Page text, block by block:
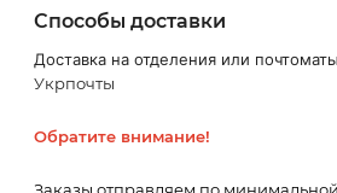
Способы доставки
Доставка на отделения или
Укрпочты
Обратите внимание!
Заказы отправляем по